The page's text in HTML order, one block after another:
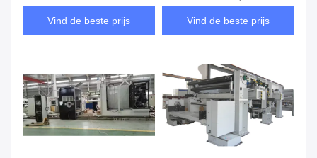
Machine
Vind de beste prijs
Deklaagmachine metalliseren
Vind de beste prijs